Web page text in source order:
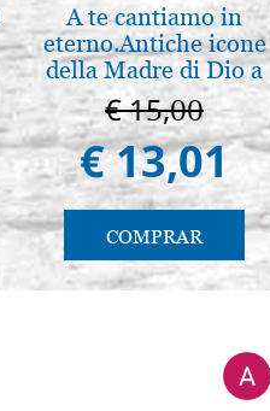
A te cantiamo in
eterno.Antiche icone
della Madre di Dio a
Vladimir e Suzdal
(libro-cal. 2019)
€ 15,00
€ 13,01
COMPRAR